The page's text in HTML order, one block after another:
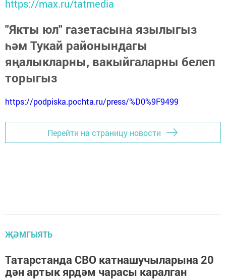
https://max.ru/tatmedia
"Якты юл" газетасына язылыгыз
һәм Тукай районындагы
яңалыкларны, вакыйгаларны белеп
торыгыз
https://podpiska.pochta.ru/press/%D0%9F9499
Перейти на страницу новости
ҖӘМГЫЯТЬ
Татарстанда СВО катнашучыларына 20
дән артык ярдәм чарасы каралган